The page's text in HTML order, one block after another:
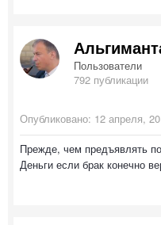
Пользователи
792 публикации
Опубликовано: 12 апреля,
Прежде, чем предъявлять
Деньги если брак конечно